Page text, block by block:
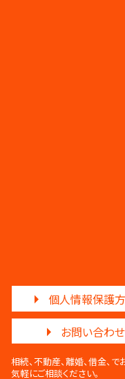
個人情報保護
お問い合わせ
相続、不動産、離婚、借金、
気軽にご相談ください。